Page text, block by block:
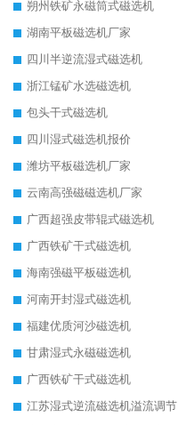
朔州铁矿永磁筒式磁选机
湖南平板磁选机厂家
四川半逆流湿式磁选机
浙江锰矿水选磁选机
包头干式磁选机
四川湿式磁选机报价
潍坊平板磁选机厂家
云南高强磁磁选机厂家
广西超强皮带辊式磁选机
广西铁矿干式磁选机
海南强磁平板磁选机
河南开封湿式磁选机
福建优质河沙磁选机
甘肃湿式永磁磁选机
广西铁矿干式磁选机
江苏湿式逆流磁选机溢流调节